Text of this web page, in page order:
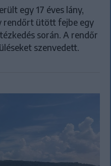
egy 17 éves lány,
rendőrt ütött fejbe egy
során. A rendőr
szenvedett.